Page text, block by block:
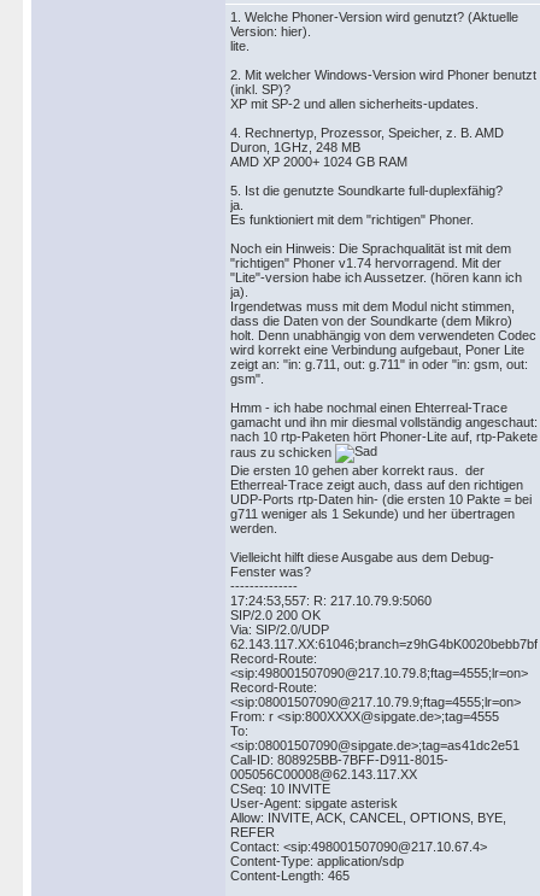
1. Welche Phoner-Version wird genutzt? (Aktuelle
Version: hier).
lite.
2. Mit welcher Windows-Version wird Phoner benutzt
(inkl. SP)?
XP mit SP-2 und allen sicherheits-updates.
4. Rechnertyp, Prozessor, Speicher, z. B. AMD
Duron, 1GHz, 248 MB
AMD XP 2000+ 1024 GB RAM
5. Ist die genutzte Soundkarte full-duplexfähig?
ja.
Es funktioniert mit dem "richtigen" Phoner.
Noch ein Hinweis: Die Sprachqualität ist mit dem
"richtigen" Phoner v1.74 hervorragend. Mit der
"Lite"-version habe ich Aussetzer. (hören kann ich
ja).
Irgendetwas muss mit dem Modul nicht stimmen,
dass die Daten von der Soundkarte (dem Mikro)
holt. Denn unabhängig von dem verwendeten Codec
wird korrekt eine Verbindung aufgebaut, Poner Lite
zeigt an: "in: g.711, out: g.711" in oder "in: gsm, out:
gsm".
Hmm - ich habe nochmal einen Ehterreal-Trace
gamacht und ihn mir diesmal vollständig angeschaut:
nach 10 rtp-Paketen hört Phoner-Lite auf, rtp-Pakete
raus zu schicken
Die ersten 10 gehen aber korrekt raus. der
Etherreal-Trace zeigt auch, dass auf den richtigen
UDP-Ports rtp-Daten hin- (die ersten 10 Pakte = bei
g711 weniger als 1 Sekunde) und her übertragen
werden.
Vielleicht hilft diese Ausgabe aus dem Debug-
Fenster was?
--------------
17:24:53,557: R: 217.10.79.9:5060
SIP/2.0 200 OK
Via: SIP/2.0/UDP
Record-Route:
<sip:498001507090@217.10.79.8;ftag=4555;lr=on>
Record-Route:
<sip:08001507090@217.10.79.9;ftag=4555;lr=on>
From: r <sip:800XXXX@sipgate.de>;tag=4555
To:
<sip:08001507090@sipgate.de>;tag=as41dc2e51
Call-ID: 808925BB-7BFF-D911-8015-
005056C00008@62.143.117.XX
CSeq: 10 INVITE
User-Agent: sipgate asterisk
Allow: INVITE, ACK, CANCEL, OPTIONS, BYE,
REFER
Contact: <sip:498001507090@217.10.67.4>
Content-Type: application/sdp
Content-Length: 465